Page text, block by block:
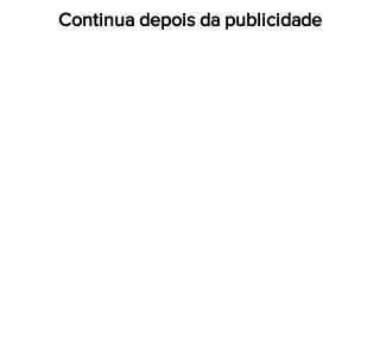
Continua depois da publicidade